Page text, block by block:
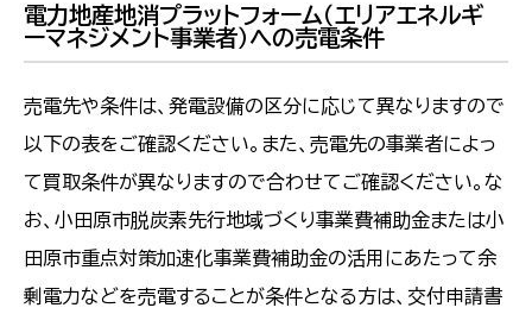
電力地産地消プラットフォーム（エリアエネルギ
ーマネジメント事業者）への売電条件
売電先や条件は、発電設備の区分に応じて異なりますので
以下の表をご確認ください。また、売電先の事業者によっ
て買取条件が異なりますので合わせてご確認ください。な
お、小田原市脱炭素先行地域づくり事業費補助金または小
田原市重点対策加速化事業費補助金の活用にあたって余
剰電力などを売電することが条件となる方は、交付申請書